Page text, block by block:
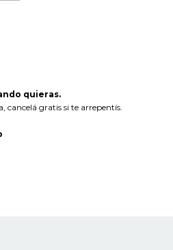
quieras.
cancelá gratis si te arrepentís.